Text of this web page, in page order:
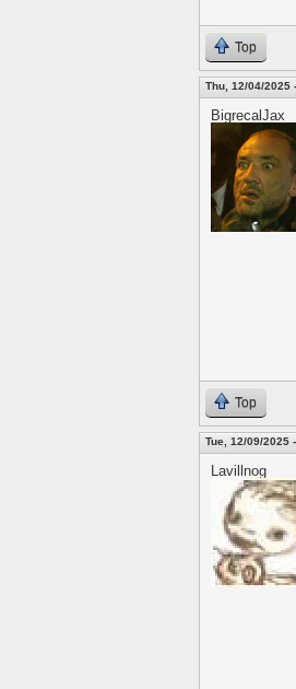
Top
Thu, 12/04/2025
BigrecalJax
Top
Tue, 12/09/2025
Lavillnog